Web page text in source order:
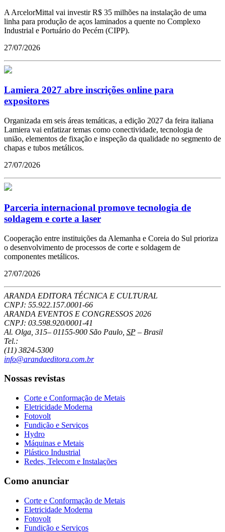
A ArcelorMittal vai investir R$ 35 milhões na instalação de uma
linha para produção de aços laminados a quente no Complexo
Industrial e Portuário do Pecém (CIPP).
27/07/2026
Lamiera 2027 abre inscrições online para
expositores
Organizada em seis áreas temáticas, a edição 2027 da feira italiana
Lamiera vai enfatizar temas como conectividade, tecnologia de
união, elementos de fixação e inspeção da qualidade no segmento de
chapas e tubos metálicos.
27/07/2026
Parceria internacional promove tecnologia de
soldagem e corte a laser
Cooperação entre instituições da Alemanha e Coreia do Sul prioriza
o desenvolvimento de processos de corte e soldagem de
componentes metálicos.
27/07/2026
ARANDA EDITORA TÉCNICA E CULTURAL
CNPJ: 55.922.157.0001-66
ARANDA EVENTOS E CONGRESSOS 2026
CNPJ: 03.598.920/0001-41
Al. Olga, 315– 01155-900 São Paulo SP – Brasil
Tel.:
(11) 3824-5300
info@arandaeditora.com.br
Nossas revistas
Corte e Conformação de Metais
Eletricidade Moderna
Fotovolt
Fundição e Serviços
Hydro
Máquinas e Metais
Plástico Industrial
Redes, Telecom e Instalações
Como anunciar
Corte e Conformação de Metais
Eletricidade Moderna
Fotovolt
Fundição e Serviços